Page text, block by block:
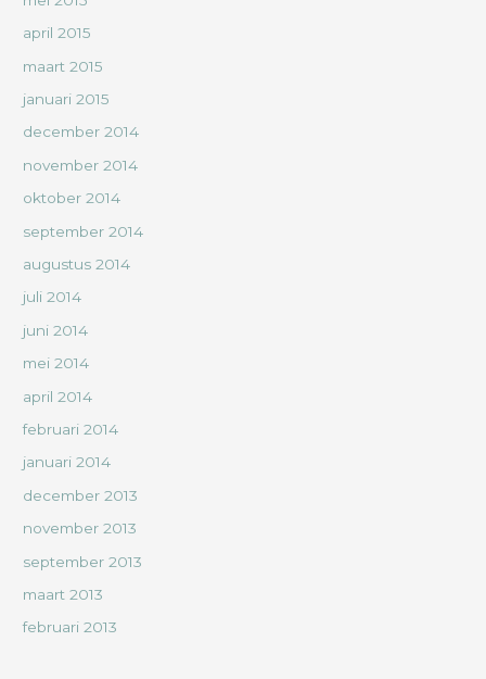
april 2015
maart 2015
januari 2015
december 2014
november 2014
oktober 2014
september 2014
augustus 2014
juli 2014
juni 2014
mei 2014
april 2014
februari 2014
januari 2014
december 2013
november 2013
september 2013
maart 2013
februari 2013